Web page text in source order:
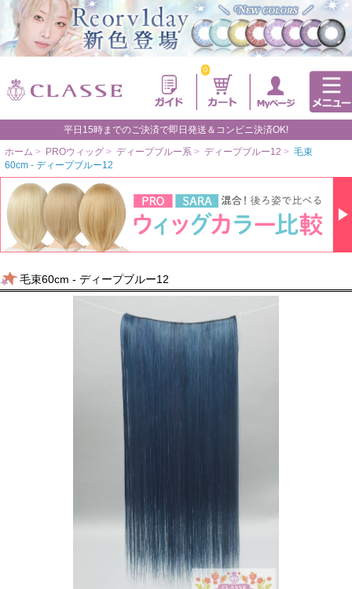
0
平日15時までのご決済で即日発送＆コンビニ決済OK!
ホーム > PROウィッグ > ディープブルー系 > ディープブルー12 > 毛束
60cm - ディープブルー12
毛束60cm - ディープブルー12